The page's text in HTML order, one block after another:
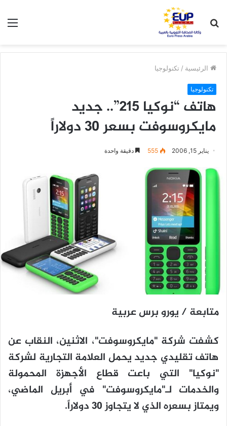
عن
الرئيسية / تكنولوجيا
تكنولوجيا
هاتف “نوكيا 215”.. جديد
مايكروسوفت بسعر 30 دولاراً
يناير 15, 2006 555 دقيقة واحدة
متابعة / يورو برس عربية
كشفت شركة "مايكروسوفت"، الاثنين، النقاب عن
هاتف تقليدي جديد يحمل العلامة التجارية لشركة
"نوكيا" التي باعت قطاع الأجهزة المحمولة
والخدمات لـ"مايكروسوفت" في أبريل الماضي،
ويمتاز بسعره الذي لا يتجاوز 30 دولاراً.